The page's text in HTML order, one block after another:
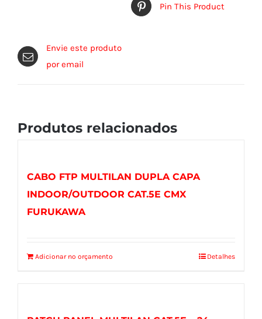
Pin This Product
Envie este produto
por email
Produtos relacionados
CABO FTP MULTILAN DUPLA CAPA
INDOOR/OUTDOOR CAT.5E CMX
FURUKAWA
Adicionar no orçamento Detalhes